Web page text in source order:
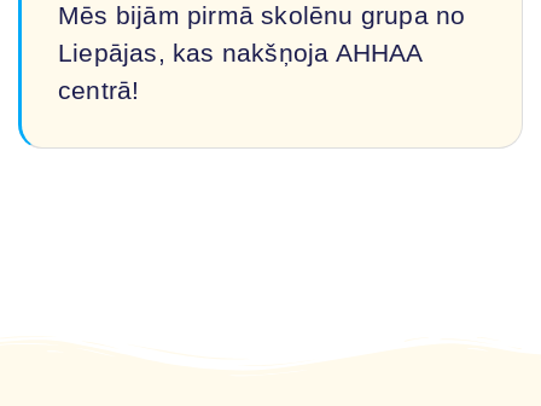
Mēs bijām pirmā skolēnu grupa no
Liepājas, kas nakšņoja AHHAA
centrā!